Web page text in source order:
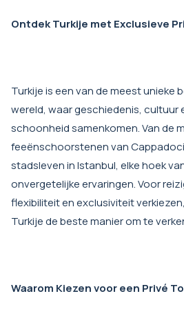
Ontdek Turkije met Exclusieve
Turkije is een van de meest unieke
wereld, waar geschiedenis, cultuur
schoonheid samenkomen. Van de
feeënschoorstenen van
stadsleven in Istanbul, elke hoek
onvergetelijke ervaringen. Voor
flexibiliteit en exclusiviteit
Turkije de beste manier om te
Waarom Kiezen voor een Privé